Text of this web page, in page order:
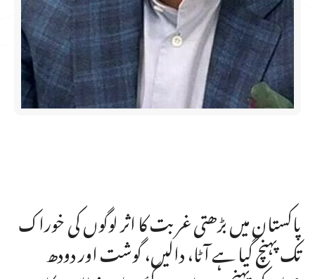
پاکستان میں بڑھتی غربت کا اثر لوگوں کی خوراک
تک پہنچ گیا ہے آٹا، دالیں، گوشت اور دودھ